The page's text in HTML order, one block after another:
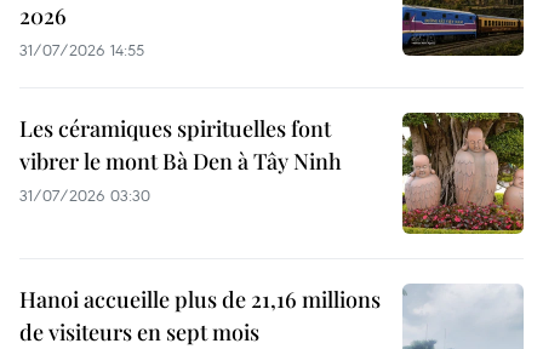
2026
31/07/2026 14:55
Les céramiques spirituelles font
vibrer le mont Bà Den à Tây Ninh
31/07/2026 03:30
Hanoi accueille plus de 21,16 millions
de visiteurs en sept mois ​